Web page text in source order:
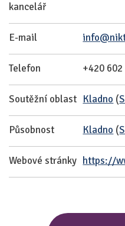
kancelář
E-mail
Telefon +420
Soutěžní oblast Kladno (
Působnost Kladno (
Webové stránky https://